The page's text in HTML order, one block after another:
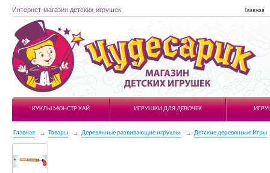
Интернет-магазин детских игрушек Главная
Чудесарик
КУКЛЫ МОНСТР ХАЙ
ИГРУШКИ ДЛЯ ДЕВОЧЕК
Главная Товары Деревянные развивающие игрушки Детские деревянные Игры